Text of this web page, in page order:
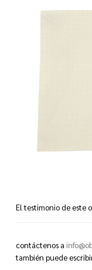
El testimonio de este
This object’s
contáctenos a
también puede